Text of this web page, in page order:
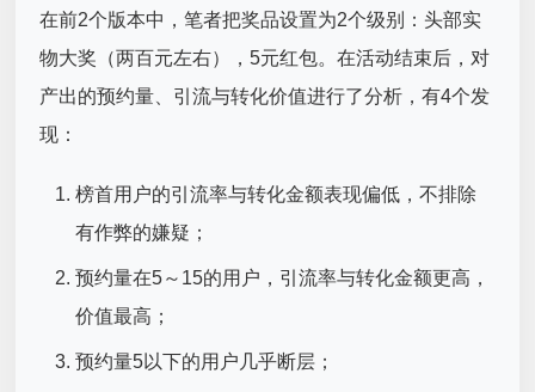
在前2个版本中，笔者把奖品设置为2个级别：头部实
物大奖（两百元左右），5元红包。在活动结束后，对
产出的预约量、引流与转化价值进行了分析，有4个发
现：
榜首用户的引流率与转化金额表现偏低，不排除
有作弊的嫌疑；
预约量在5～15的用户，引流率与转化金额更高，
价值最高；
预约量5以下的用户几乎断层；